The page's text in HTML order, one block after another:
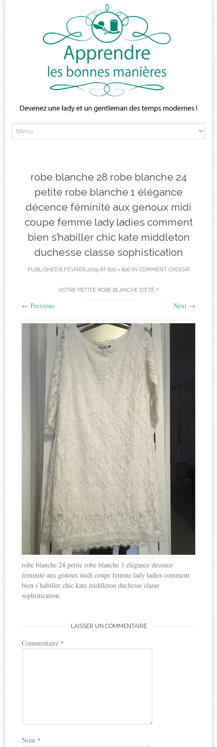
to
robe blanche 28 robe blanche 24
petite robe blanche 1 élégance
décence féminité aux genoux midi
coupe femme lady ladies comment
bien s’habiller chic kate middleton
duchesse classe sophistication
PUBLISHED 8 FÉVRIER 2019 AT 600 × 800 IN COMMENT CHOISIR
VOTRE PETITE ROBE BLANCHE D’ÉTÉ ?
← Previous Next →
robe blanche 24 petite robe blanche 1 élégance décence
féminité aux genoux midi coupe femme lady ladies comment
bien s’habiller chic kate middleton duchesse classe
sophistication
LAISSER UN COMMENTAIRE
Commentaire *
Nom *